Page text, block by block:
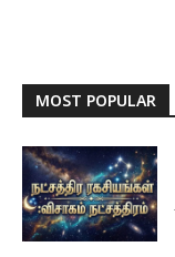
MOST POPULAR